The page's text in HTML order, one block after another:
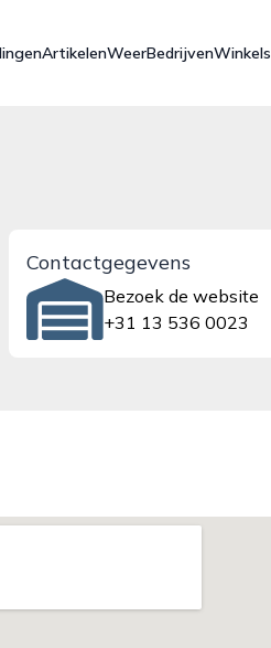
ArtikelenWeerBedrijvenWinkels
Contactgegevens
Bezoek de website
+31 13 536 0023